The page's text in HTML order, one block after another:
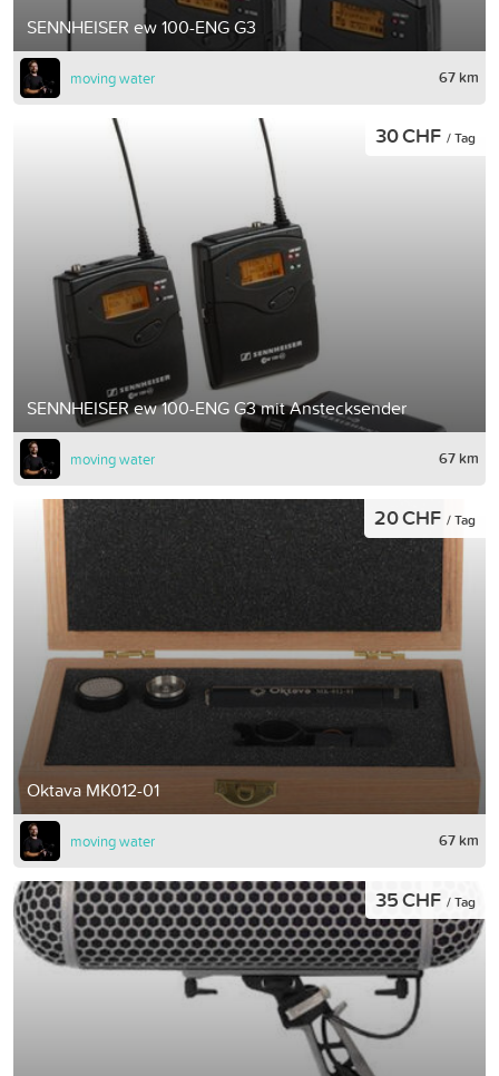
SENNHEISER ew 100-ENG G3
moving water 67 km
SENNHEISER ew 100-ENG G3 mit Anstecksender
30 CHF / Tag
moving water 67 km
Oktava MK012-01
20 CHF / Tag
moving water 67 km
35 CHF / Tag